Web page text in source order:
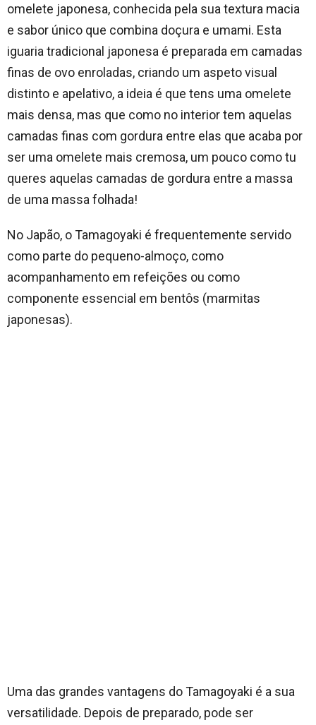
omelete japonesa, conhecida pela sua textura macia
e sabor único que combina doçura e umami. Esta
iguaria tradicional japonesa é preparada em camadas
finas de ovo enroladas, criando um aspeto visual
distinto e apelativo, a ideia é que tens uma omelete
mais densa, mas que como no interior tem aquelas
camadas finas com gordura entre elas que acaba por
ser uma omelete mais cremosa, um pouco como tu
queres aquelas camadas de gordura entre a massa
de uma massa folhada!
No Japão, o Tamagoyaki é frequentemente servido
como parte do pequeno-almoço, como
acompanhamento em refeições ou como
componente essencial em bentôs (marmitas
japonesas).
Uma das grandes vantagens do Tamagoyaki é a sua
versatilidade. Depois de preparado, pode ser